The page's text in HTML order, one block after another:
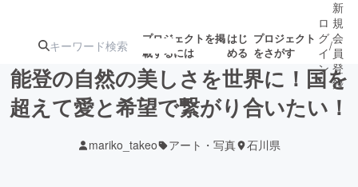
プロジェクトを掲
載するには
はじ
める
プロジェクト
をさがす
ターン
ジェクト
募集終了が近いプ
ロジェクト
ロ
グ
イ
ン
/
新
規
会
員
登
録
能登の自然の美しさを世界に！国を
超えて愛と希望で繋がり合いたい！
mariko_takeo アート・写真 石川県